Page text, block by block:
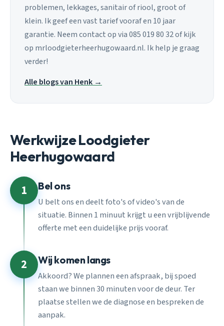
problemen, lekkages, sanitair of riool, groot of
klein. Ik geef een vast tarief vooraf en 10 jaar
garantie. Neem contact op via 085 019 80 32 of kijk
op mrloodgieterheerhugowaard.nl. Ik help je graag
verder!
Alle blogs van Henk →
Werkwijze Loodgieter
Heerhugowaard
1 Bel ons
U belt ons en deelt foto's of video's van de
situatie. Binnen 1 minuut krijgt u een vrijblijvende
offerte met een duidelijke prijs vooraf.
2 Wij komen langs
Akkoord? We plannen een afspraak, bij spoed
staan we binnen 30 minuten voor de deur. Ter
plaatse stellen we de diagnose en bespreken de
aanpak.